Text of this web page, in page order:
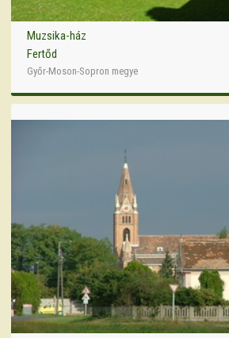
Muzsika-ház
Fertőd
Győr-Moson-Sopron megye